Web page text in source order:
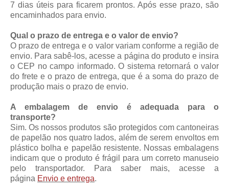
7 dias úteis para ficarem prontos. Após esse prazo, são
encaminhados para envio.
Qual o prazo de entrega e o valor de envio?
O prazo de entrega e o valor variam conforme a região de
envio. Para sabê-los, acesse a página do produto e insira
o CEP no campo informado. O sistema retornará o valor
do frete e o prazo de entrega, que é a soma do prazo de
produção mais o prazo de envio.
A embalagem de envio é adequada para o
transporte?
Sim. Os nossos produtos são protegidos com cantoneiras
de papelão nos quatro lados, além de serem envoltos em
plástico bolha e papelão resistente. Nossas embalagens
indicam que o produto é frágil para um correto manuseio
pelo transportador. Para saber mais, acesse a
página Envio e entrega.